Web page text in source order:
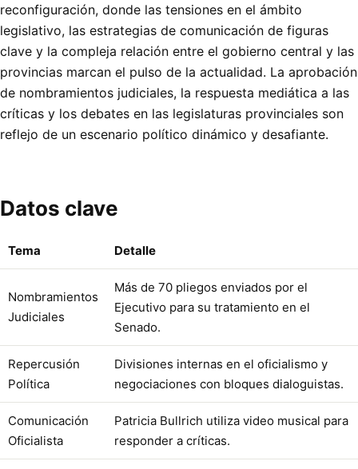
reconfiguración, donde las tensiones en el ámbito
legislativo, las estrategias de comunicación de figuras
clave y la compleja relación entre el gobierno central y las
provincias marcan el pulso de la actualidad. La aprobación
de nombramientos judiciales, la respuesta mediática a las
críticas y los debates en las legislaturas provinciales son
reflejo de un escenario político dinámico y desafiante.
Datos clave
Tema Detalle
Nombramientos
Judiciales
Más de 70 pliegos enviados por el
Ejecutivo para su tratamiento en el
Senado.
Repercusión
Política
Divisiones internas en el oficialismo y
negociaciones con bloques dialoguistas.
Comunicación
Oficialista
Patricia Bullrich utiliza video musical para
responder a críticas.